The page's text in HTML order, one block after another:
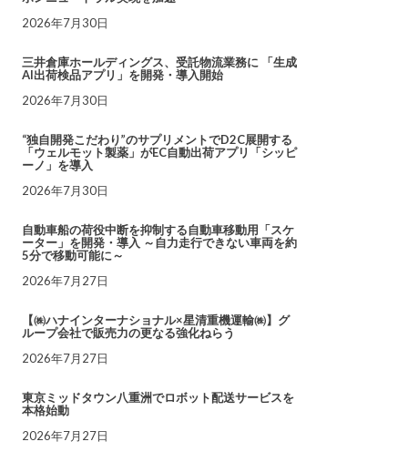
2026年7月30日
三井倉庫ホールディングス、受託物流業務に 「生成
AI出荷検品アプリ」を開発・導入開始
2026年7月30日
“独自開発こだわり”のサプリメントでD2C展開する
「ウェルモット製薬」がEC自動出荷アプリ「シッピ
ーノ」を導入
2026年7月30日
自動車船の荷役中断を抑制する自動車移動用「スケ
ーター」を開発・導入 ～自力走行できない車両を約
5分で移動可能に～
2026年7月27日
【㈱ハナインターナショナル×星清重機運輸㈱】グ
ループ会社で販売力の更なる強化ねらう
2026年7月27日
東京ミッドタウン八重洲でロボット配送サービスを
本格始動
2026年7月27日